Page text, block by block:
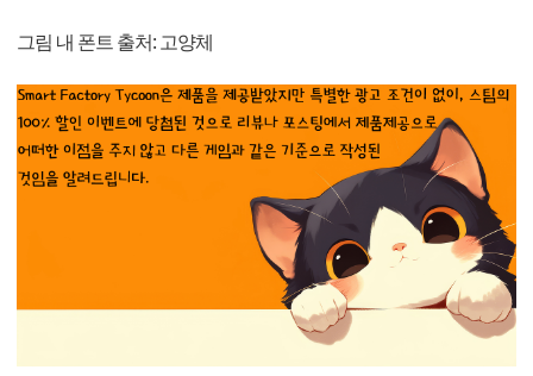
그림 내 폰트 출처: 고양체